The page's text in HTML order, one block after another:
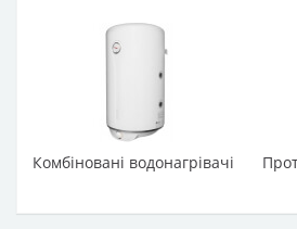
Комбіновані водонагрівачі